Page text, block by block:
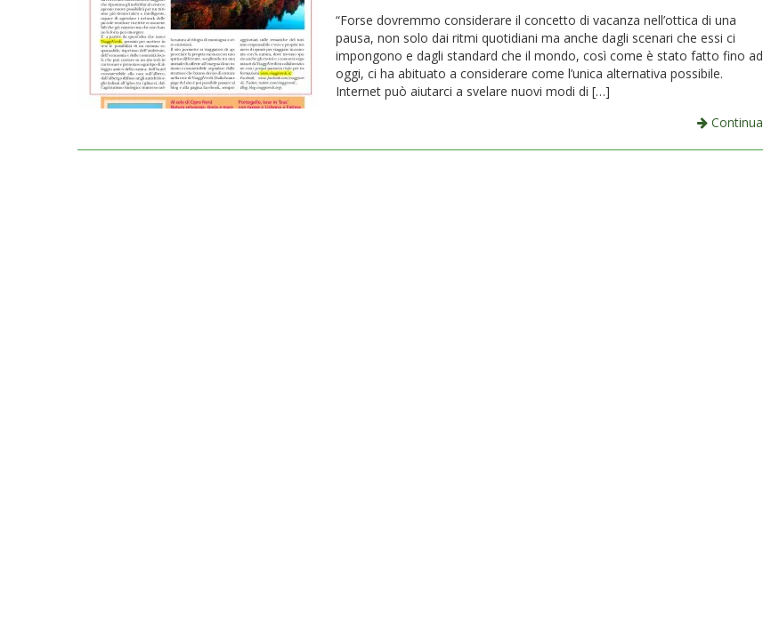
“Forse dovremmo considerare il concetto di vacanza nell’ottica di una
pausa, non solo dai ritmi quotidiani ma anche dagli scenari che essi ci
impongono e dagli standard che il mondo, così come è stato fatto fino ad
oggi, ci ha abituato a considerare come l’unica alternativa possibile.
Internet può aiutarci a svelare nuovi modi di […]
Continua